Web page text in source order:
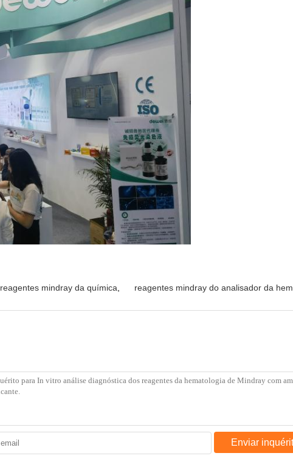
reagentes mindray da química reagentes mindray do analisador da
Enviar